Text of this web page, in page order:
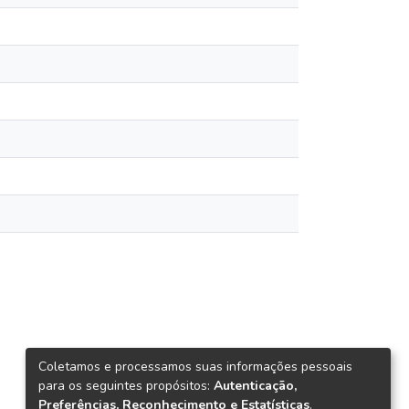
Coletamos e processamos suas informações pessoais
para os seguintes propósitos: Autenticação,
Preferências, Reconhecimento e Estatísticas.